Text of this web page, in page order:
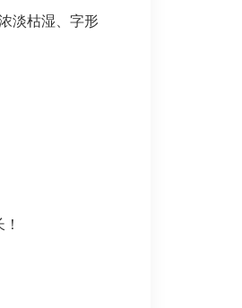
淡枯湿、字形